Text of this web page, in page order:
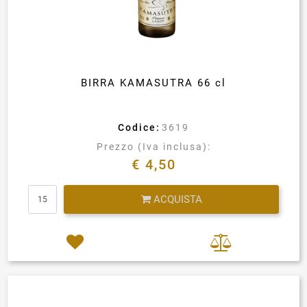
BIRRA KAMASUTRA 66 cl
Codice: 3619
Prezzo (Iva inclusa):
€ 4,50
ACQUISTA